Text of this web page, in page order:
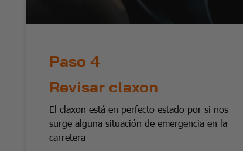
Paso 4
Revisar claxon
El claxon está en perfecto estado por si nos
surge alguna situación de emergencia en la
carretera